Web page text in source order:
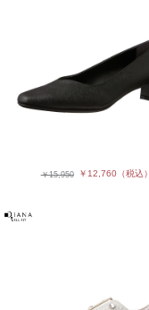
￥15,950 ￥12,760（税込）